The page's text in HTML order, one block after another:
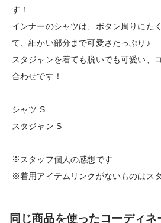
す！
インナーのシャツは、ボタン周りにた
て、細かい部分まで可愛さたっぷり♪
スタジャンを着ても脱いでも可愛い、
合わせです！
シャツ S
スタジャン S
※スタッフ個人の感想です
※着用アイテムリンクがないものはス
同じ商品を使ったコーディネ